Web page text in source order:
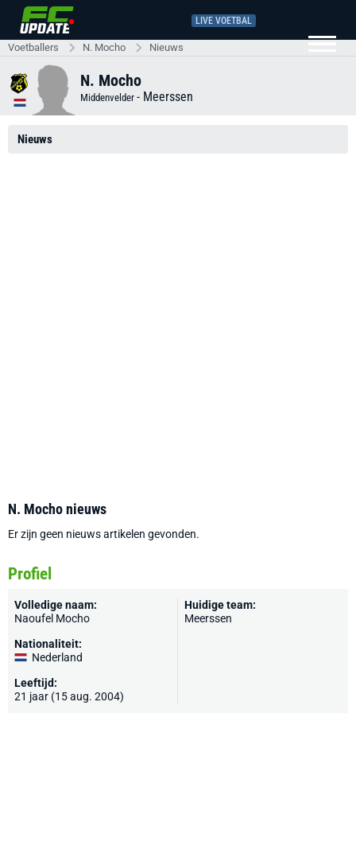
LIVE VOETBAL
Voetballers N. Mocho Nieuws
N. Mocho
Middenvelder - Meerssen
Nieuws
N. Mocho nieuws
Er zijn geen nieuws artikelen gevonden.
Profiel
Volledige naam:
Naoufel Mocho
Nationaliteit:
Nederland
Leeftijd:
21 jaar (15 aug. 2004)
Huidige team:
Meerssen